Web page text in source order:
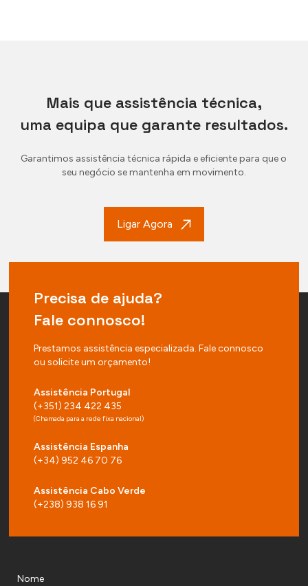
Mais que assistência técnica,
uma equipa que garante resultados.
Garantimos assistência técnica rápida e eficiente para que o
seu negócio se mantenha em movimento.
Ligar Agora
Precisa de ajuda?
Fale connosco!
Prestamos assistência especializada. Fale connosco
ou solicite um orçamento!
Assistência Portugal
(+351) 234 422 435
(Chamada para a rede fixa nacional)
Assistência Espanha
(+34) 952 46 70 76
Assistência Cabo Verde
(+238) 938 16 91
Nome